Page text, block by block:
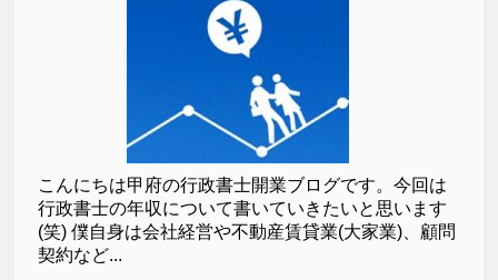
こんにちは甲府の行政書士開業ブログです。今回は
行政書士の年収について書いていきたいと思います
(笑) 僕自身は会社経営や不動産賃貸業(大家業)、顧問
契約など...